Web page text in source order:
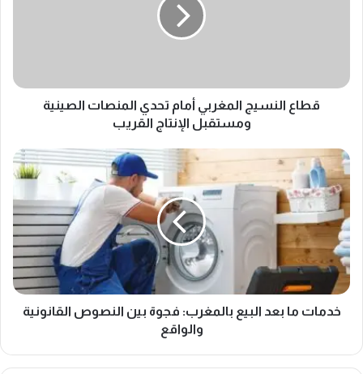
الإنتاج
قطاع النسيج المغربي أمام تحدي المنصات الصينية
ومستقبل الإنتاج القريب
خدمات
ما
بعد
البيع
بالمغرب:
فجوة
بين
النصوص
القانونية
والواقع
خدمات ما بعد البيع بالمغرب: فجوة بين النصوص القانونية
والواقع